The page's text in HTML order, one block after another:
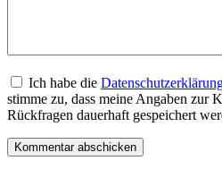
Ich habe die
stimme zu, dass meine Angaben zur
Rückfragen dauerhaft gespeichert